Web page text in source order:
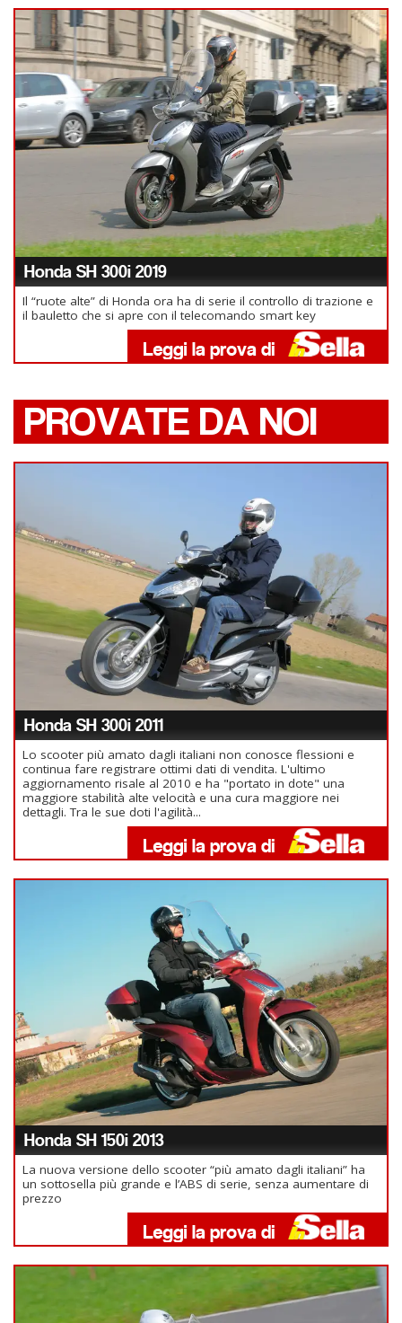
Honda SH 300i 2019
Il “ruote alte” di Honda ora ha di serie il controllo di trazione e
il bauletto che si apre con il telecomando smart key
PROVATE DA NOI
Honda SH 300i 2011
Lo scooter più amato dagli italiani non conosce flessioni e
continua fare registrare ottimi dati di vendita. L'ultimo
aggiornamento risale al 2010 e ha "portato in dote" una
maggiore stabilità alte velocità e una cura maggiore nei
dettagli. Tra le sue doti l'agilità...
Honda SH 150i 2013
La nuova versione dello scooter “più amato dagli italiani” ha
un sottosella più grande e l’ABS di serie, senza aumentare di
prezzo